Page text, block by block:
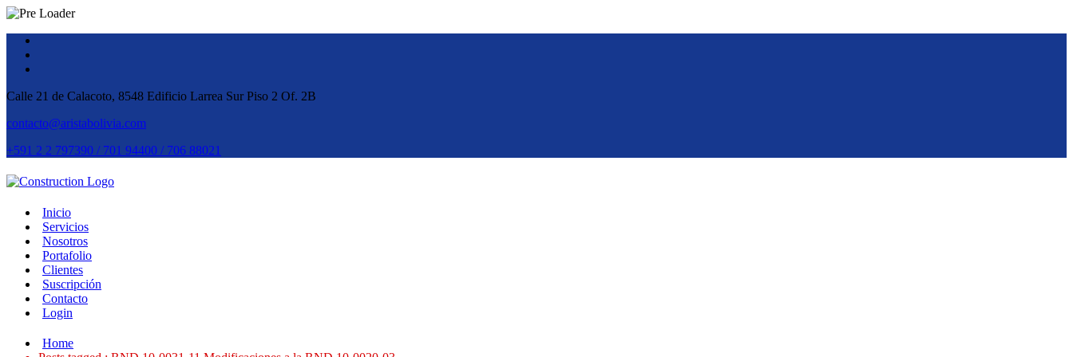
Calle 21 de Calacoto, 8548 Edificio Larrea Sur Piso 2 Of. 2B
contacto@aristabolivia.com
+591 2 2 797390 / 701 94400 / 706 88021
Inicio
Servicios
Nosotros
Portafolio
Clientes
Suscripción
Contacto
Login
Home